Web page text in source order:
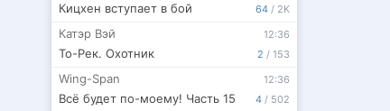
64 / 2K
Кицхен вступает в бой
2 / 153
12:36
Катэр Вэй
То-Рек. Охотник
4 / 502
12:36
Wing-Span
Всё будет по-моему! Часть 15